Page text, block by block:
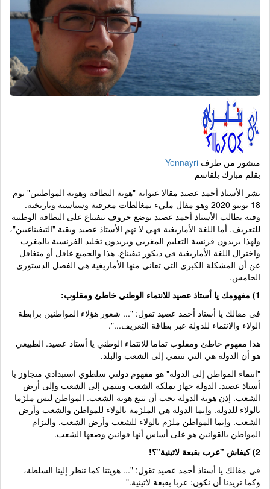
منشور من طرفYennayri
بقلم مبارك بلقاسم
نشر الأستاذ أحمد عصيد مقالا عنوانه "هوية البطاقة وهوية المواطنين" يوم
18 يونيو 2020 وهو مقال مليء بمغالطات معرفية وسياسية وتاريخية.
وفيه يطالب الأستاذ أحمد عصيد بوضع حروف تيفيناغ على البطاقة الوطنية
للتعريف. أما اللغة الأمازيغية فهي لا تهم الأستاذ عصيد وبقية "التيفيناغيين"،
ولهذا يريدون فرنسة التعليم المغربي ويريدون تخليد الفرنسية بالمغرب
واختزال اللغة الأمازيغية في ديكور تيفيناغ. هذا والجميع غافل أو متغافل
عن أن المشكلة الكبرى التي تعاني منها الأمازيغية هي الفصل الدستوري
الخامس.
في مقالك يا أستاذ أحمد عصيد تقول: "... شعور هؤلاء المواطنين برابطة
الولاء والانتماء للدولة عبر بطاقة التعريف...".
هذا مفهوم خاطئ ومقلوب تماما للانتماء الوطني يا أستاذ عصيد. الطبيعي
هو أن الدولة هي التي تنتمي إلى الشعب والبلد.
"انتماء المواطن إلى الدولة" هو مفهوم دولتي سلطوي استبدادي متجاوَز يا
أستاذ عصيد. الدولة جهاز يملكه الشعب وينتمي إلى الشعب وإلى أرض
الشعب. إذن هوية الدولة يجب أن تتبع هوية الشعب. المواطن ليس ملزَما
بالولاء للدولة. وإنما الدولة هي الملزَمة بالولاء للمواطن والشعب وأرض
الشعب. وإنما المواطن ملزَم بالولاء للشعب وأرض الشعب. والتزام
المواطن بالقوانين هو على أساس أنها قوانين وضعها الشعب.
في مقالك يا أستاذ أحمد عصيد تقول: "... هويتنا كما تنظر إلينا السلطة،
وكما تريدنا أن نكون: عربا بقبعة لاتينية."